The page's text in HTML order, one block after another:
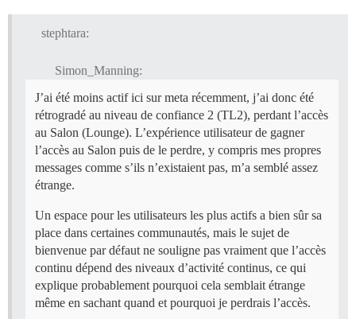
stephtara:
Simon_Manning:
J’ai été moins actif ici sur meta récemment, j’ai donc été
rétrogradé au niveau de confiance 2 (TL2), perdant l’accès
au Salon (Lounge). L’expérience utilisateur de gagner
l’accès au Salon puis de le perdre, y compris mes propres
messages comme s’ils n’existaient pas, m’a semblé assez
étrange.
Un espace pour les utilisateurs les plus actifs a bien sûr sa
place dans certaines communautés, mais le sujet de
bienvenue par défaut ne souligne pas vraiment que l’accès
continu dépend des niveaux d’activité continus, ce qui
explique probablement pourquoi cela semblait étrange
même en sachant quand et pourquoi je perdrais l’accès.